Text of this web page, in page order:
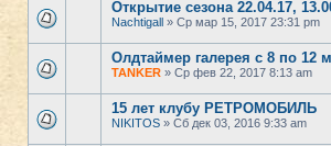
Открытие сезона 22.04.17,
Nachtigall » Ср мар 15, 2017 23:31 pm
Олдтаймер галерея с 8 по 12
TANKER » Ср фев 22, 2017 8:13 am
15 лет клубу РЕТРОМОБИЛЬ
NIKITOS » Сб дек 03, 2016 9:33 am